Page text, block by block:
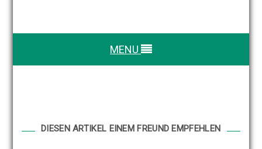
MENU
DIESEN ARTIKEL EINEM FREUND EMPFEHLEN